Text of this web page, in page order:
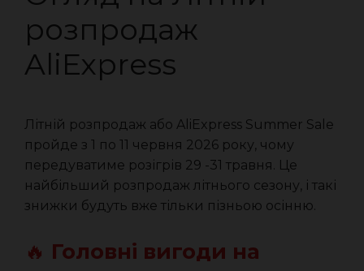
розпродаж
AliExpress
Літній розпродаж або AliExpress Summer Sale
пройде з 1 по 11 червня 2026 року, чому
передуватиме розігрів 29 -31 травня. Це
найбільший розпродаж літнього сезону, і такі
знижки будуть вже тільки пізньою осінню.
🔥 Головні вигоди на